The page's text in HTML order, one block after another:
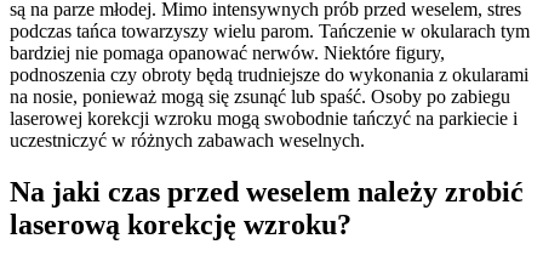
są na parze młodej. Mimo intensywnych prób przed weselem, stres
podczas tańca towarzyszy wielu parom. Tańczenie w okularach tym
bardziej nie pomaga opanować nerwów. Niektóre figury,
podnoszenia czy obroty będą trudniejsze do wykonania z okularami
na nosie, ponieważ mogą się zsunąć lub spaść. Osoby po zabiegu
laserowej korekcji wzroku mogą swobodnie tańczyć na parkiecie i
uczestniczyć w różnych zabawach weselnych.
Na jaki czas przed weselem należy zrobić
laserową korekcję wzroku?